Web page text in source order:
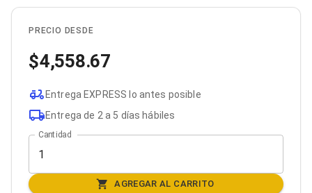
Adaptadores Audio
Adaptadores Audio AUX
Dispositivos de Entrada
Mouse
Mousepads
Teclados
Teclados Numéricos
Controles de Juego para PC
Servidores
Accesorios para Servidores
Racks y Gabinetes
Charolas para Racks y Gabinetes
PRECIO DESDE
4,558.67
Entrega EXPRESS lo antes posible
Entrega de 2 a 5 días hábiles
Cantidad
AGREGAR AL CARRITO